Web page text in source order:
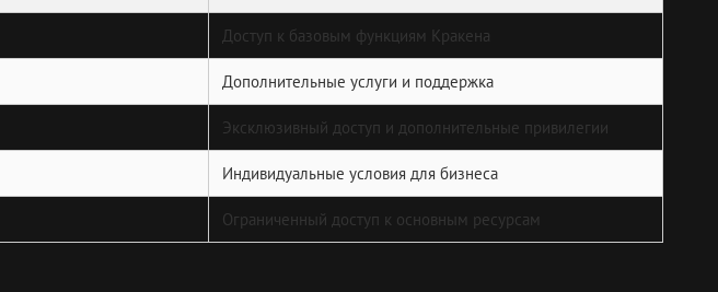
Доступ к базовым функциям Кракена
Дополнительные услуги и поддержка
Эксклюзивный доступ и дополнительные привилегии
Индивидуальные условия для бизнеса
Ограниченный доступ к основным ресурсам